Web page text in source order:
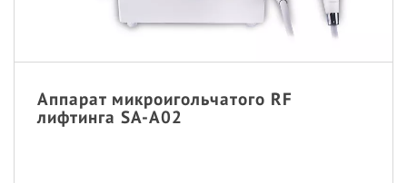
Аппарат микроигольчатого RF
лифтинга SA-A02